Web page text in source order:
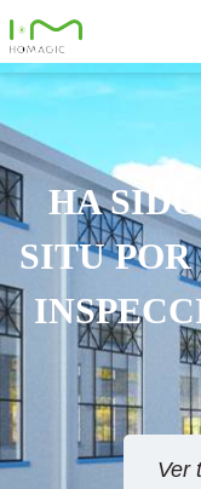
HA
SITU
Ver